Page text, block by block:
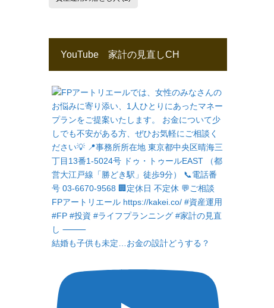
YouTube 家計の見直しCH
結婚も子供も未定…お金の設計どうする？